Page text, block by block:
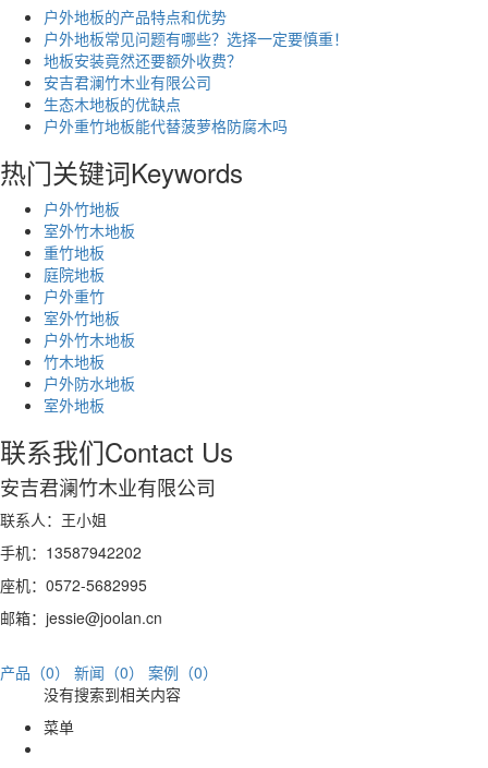
户外地板的产品特点和优势
户外地板常见问题有哪些？选择一定要慎重！
地板安装竟然还要额外收费？
安吉君澜竹木业有限公司
生态木地板的优缺点
户外重竹地板能代替菠萝格防腐木吗
热门关键词Keywords
户外竹地板
室外竹木地板
重竹地板
庭院地板
户外重竹
室外竹地板
户外竹木地板
竹木地板
户外防水地板
室外地板
联系我们Contact Us
安吉君澜竹木业有限公司
联系人：王小姐
手机：13587942202
座机：0572-5682995
邮箱：jessie@joolan.cn
产品（0） 新闻（0）
案例（0）
没有搜索到相关内容
菜单